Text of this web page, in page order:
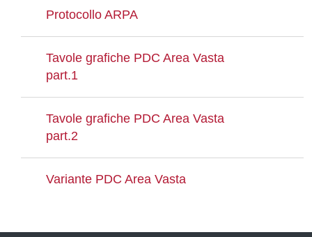
Protocollo ARPA
Tavole grafiche PDC Area Vasta
part.1
Tavole grafiche PDC Area Vasta
part.2
Variante PDC Area Vasta